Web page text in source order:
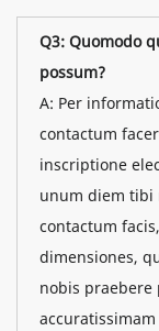
Q3: Quomodo
possum?
A: Per
contactum
inscriptione
unum diem tibi
contactum
dimensiones,
nobis praebere